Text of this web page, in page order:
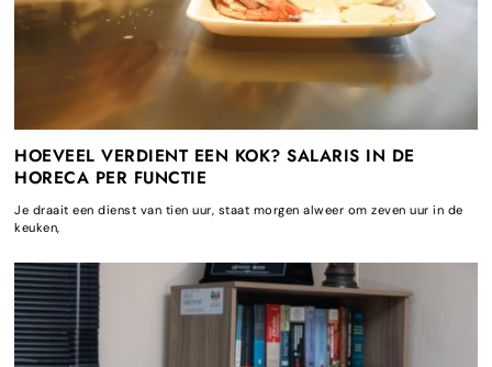
HOEVEEL VERDIENT EEN KOK? SALARIS IN DE
HORECA PER FUNCTIE
Je draait een dienst van tien uur, staat morgen alweer om zeven uur in de
keuken,